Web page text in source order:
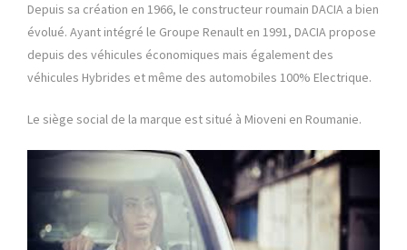
Depuis sa création en 1966, le constructeur roumain DACIA a bien
évolué. Ayant intégré le Groupe Renault en 1991, DACIA propose
depuis des véhicules économiques mais également des
véhicules Hybrides et même des automobiles 100% Electrique.
Le siège social de la marque est situé à Mioveni en Roumanie.